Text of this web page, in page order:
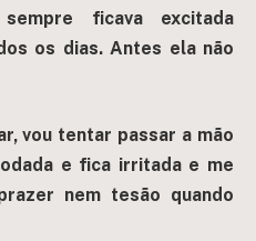
ficava excitada
os dias. Antes ela não
vou tentar passar a mão
e fica irritada e me
nem tesão quando